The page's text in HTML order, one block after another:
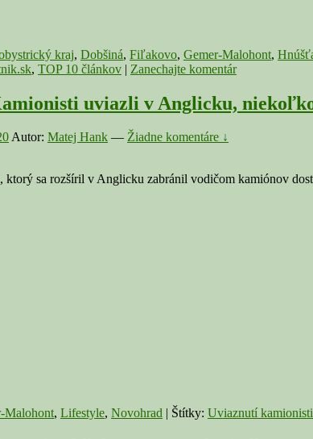
kraj, Dobšiná, Fiľakovo, Gemer-Malohont,
, TOP 10 článkov | Zanechajte komentár
uviazli v Anglicku,
Autor: Matej Hank — Žiadne komentáre ↓
sa rozšíril v Anglicku zabránil vodičom kamiónov
Malohont, Lifestyle, Novohrad | Štítky: Uviaznutí